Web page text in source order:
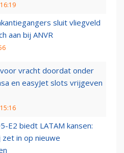
sluit vliegveld
aan bij ANVR
vracht doordat onder
en easyJet slots vrijgeven
E2 biedt LATAM kansen:
in op nieuwe